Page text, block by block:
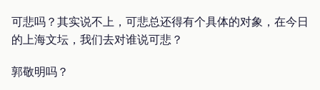
可悲吗？其实说不上，可悲总还得有个具体的对象，在今日
的上海文坛，我们去对谁说可悲？
郭敬明吗？